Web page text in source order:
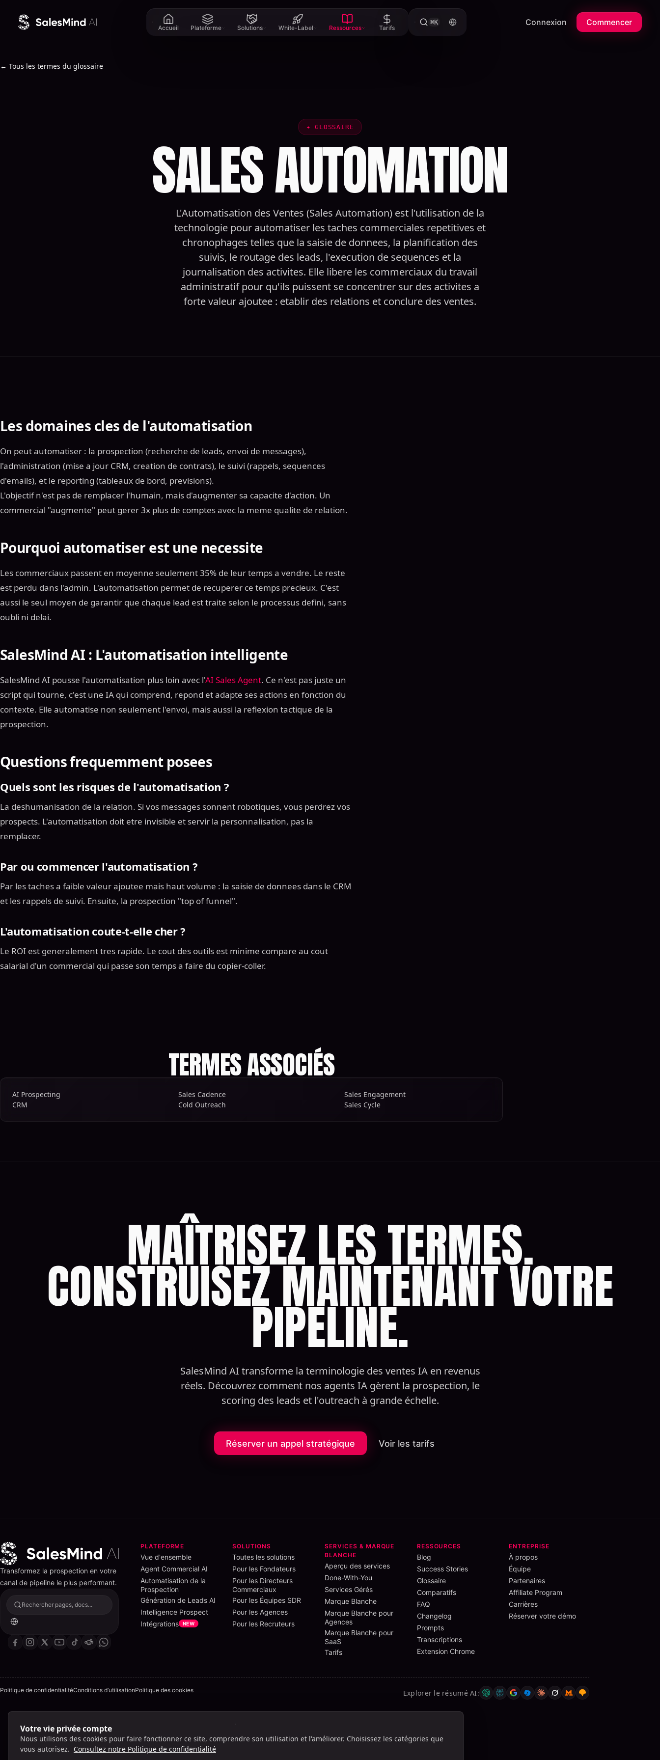
Accueil Plateforme Solutions White-Label Ressources Tarifs
⌘K Connexion Commencer
← Tous les termes du glossaire
✦GLOSSAIRE
SALES AUTOMATION
L'Automatisation des Ventes (Sales Automation) est l'utilisation de la
technologie pour automatiser les taches commerciales repetitives et
chronophages telles que la saisie de donnees, la planification des
suivis, le routage des leads, l'execution de sequences et la
journalisation des activites. Elle libere les commerciaux du travail
administratif pour qu'ils puissent se concentrer sur des activites a
forte valeur ajoutee : etablir des relations et conclure des ventes.
Les domaines cles de l'automatisation
On peut automatiser : la prospection (recherche de leads, envoi de messages),
l'administration (mise a jour CRM, creation de contrats), le suivi (rappels, sequences
d'emails), et le reporting (tableaux de bord, previsions).
L'objectif n'est pas de remplacer l'humain, mais d'augmenter sa capacite d'action. Un
commercial "augmente" peut gerer 3x plus de comptes avec la meme qualite de relation.
Pourquoi automatiser est une necessite
Les commerciaux passent en moyenne seulement 35% de leur temps a vendre. Le reste
est perdu dans l'admin. L'automatisation permet de recuperer ce temps precieux. C'est
aussi le seul moyen de garantir que chaque lead est traite selon le processus defini, sans
oubli ni delai.
SalesMind AI : L'automatisation intelligente
SalesMind AI pousse l'automatisation plus loin avec l'AI Sales Agent. Ce n'est pas juste un
script qui tourne, c'est une IA qui comprend, repond et adapte ses actions en fonction du
contexte. Elle automatise non seulement l'envoi, mais aussi la reflexion tactique de la
prospection.
Questions frequemment posees
Quels sont les risques de l'automatisation ?
La deshumanisation de la relation. Si vos messages sonnent robotiques, vous perdrez vos
prospects. L'automatisation doit etre invisible et servir la personnalisation, pas la
remplacer.
Par ou commencer l'automatisation ?
Par les taches a faible valeur ajoutee mais haut volume : la saisie de donnees dans le CRM
et les rappels de suivi. Ensuite, la prospection "top of funnel".
L'automatisation coute-t-elle cher ?
Le ROI est generalement tres rapide. Le cout des outils est minime compare au cout
salarial d'un commercial qui passe son temps a faire du copier-coller.
TERMES ASSOCIÉS
AI Prospecting Sales Cadence
Sales Engagement
CRM
Cold Outreach Sales Cycle
MAÎTRISEZ LES TERMES.
CONSTRUISEZ MAINTENANT VOTRE
PIPELINE.
SalesMind AI transforme la terminologie des ventes IA en revenus
réels. Découvrez comment nos agents IA gèrent la prospection, le
scoring des leads et l'outreach à grande échelle.
Réserver un appel stratégique Voir les tarifs
Transformez la prospection en votre
canal de pipeline le plus performant.
Rechercher pages, docs...
PLATEFORME
Vue d'ensemble
Agent Commercial AI
Automatisation de la
Prospection
Génération de Leads AI
Intelligence Prospect
Intégrations
NEW
SOLUTIONS
Toutes les solutions
Pour les Fondateurs
Pour les Directeurs
Commerciaux
Pour les Équipes SDR
Pour les Agences
Pour les Recruteurs
SERVICES & MARQUE
BLANCHE
Aperçu des services
Done-With-You
Services Gérés
Marque Blanche
Marque Blanche pour
Agences
Marque Blanche pour
SaaS
Tarifs
RESSOURCES
Blog
Success Stories
Glossaire
Comparatifs
FAQ
Changelog
Prompts
Transcriptions
Extension Chrome
ENTREPRISE
À propos
Équipe
Partenaires
Affiliate Program
Carrières
Réserver votre démo
Politique de confidentialitéConditions d’utilisationPolitique des cookies Explorer le résumé AI:
Light Light HC Dark Dark HC
Votre vie privée compte
Nous utilisons des cookies pour faire fonctionner ce site, comprendre son utilisation et l'améliorer. Choisissez les catégories que
vous autorisez. Consultez notre Politique de confidentialité